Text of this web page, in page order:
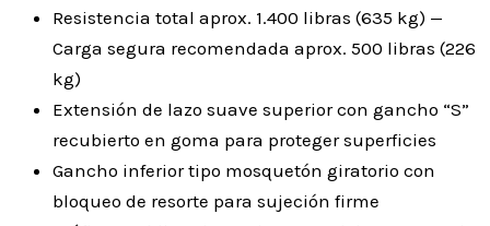
Resistencia total aprox. 1.400 libras (635 kg) —
Carga segura recomendada aprox. 500 libras (226
kg)
Extensión de lazo suave superior con gancho “S”
recubierto en goma para proteger superficies
Gancho inferior tipo mosquetón giratorio con
bloqueo de resorte para sujeción firme